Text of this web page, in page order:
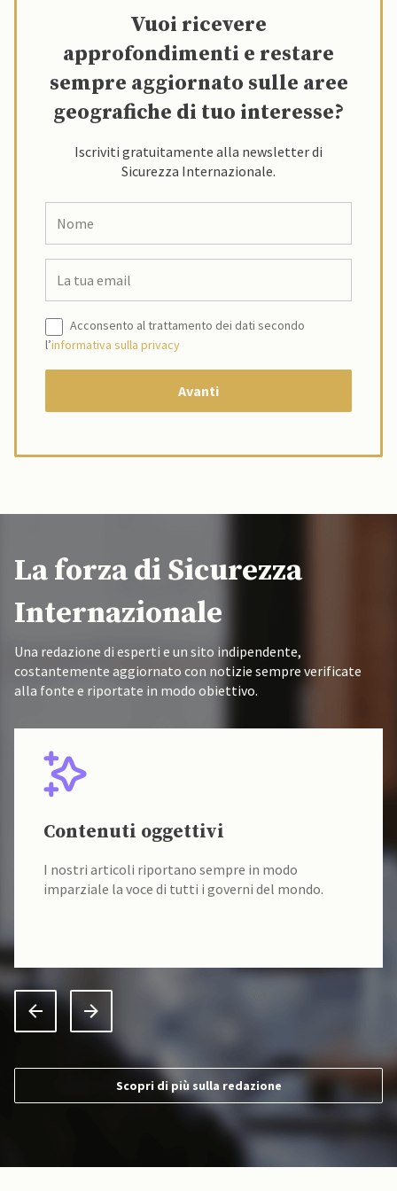
Vuoi ricevere
approfondimenti e restare
sempre aggiornato sulle aree
geografiche di tuo interesse?
Iscriviti gratuitamente alla newsletter di
Sicurezza Internazionale.
Acconsento al trattamento dei dati secondo
l’informativa sulla privacy
La forza di Sicurezza
Internazionale
Una redazione di esperti e un sito indipendente,
costantemente aggiornato con notizie sempre verificate
alla fonte e riportate in modo obiettivo.
Contenuti oggettivi
I nostri articoli riportano sempre in modo
imparziale la voce di tutti i governi del mondo.
Scopri di più sulla redazione